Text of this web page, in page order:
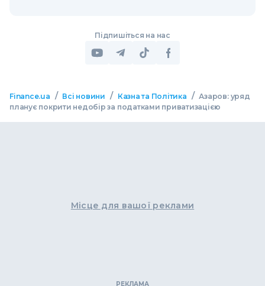
Підпишіться на нас
Finance.ua / Всі новини / Казна та Політика / Азаров: уряд
планує покрити недобір за податками приватизацією
Місце для вашої реклами